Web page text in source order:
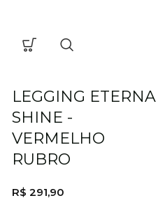
LEGGING ETERNA
SHINE -
VERMELHO
RUBRO
R$ 291,90